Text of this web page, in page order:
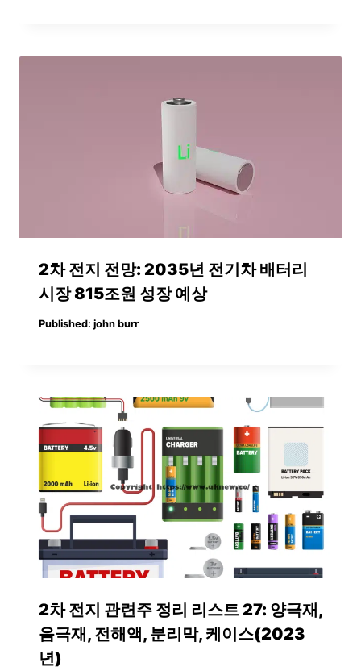
2차 전지 전망: 2035년 전기차 배터리
시장 815조원 성장 예상
Published: john burr
2차 전지 관련주 정리 리스트 27: 양극재,
음극재, 전해액, 분리막, 케이스(2023
년)